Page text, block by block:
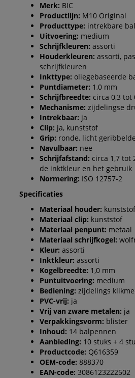
Merk: BIC
Productlijn: M10 Original
Producttype: intrekbare
Uitvoering: medium
Schrijfkleuren: assorti
Houderkleuren: assorti,
schrijfkleuren
Inkttype: oliegebaseerde
Puntdiameter: 1,0 mm
Schrijfbreedte: circa 0,3 tot
Mechanisme: zijdelingse
Intrekbaar: ja
Clip: ja, kunststof
Grip: ronde, licht
Navulbaar: nee
Schrijfafstand: circa 1,7 tot
de inktkleur en het gebruik
Normering: ISO 12757-2
Specificaties
Materiaal houder: kunststof
Materiaal clip: kunststof
Materiaal penpunt: metaal
Materiaal schrijfkogel:
Kleur: assorti
Inktkleur: assorti
Kogelbreedte: 1,0 mm
Puntuitvoering: medium
Bediening: zijdelings
PVC-vrij: ja
Vrij van zware metalen: ja
Verpakkingsvorm: blister
Inhoud: 14 balpennen
Aanbieding: 10 stuks + 4
Productcode: Q616359
OEM-code: 888370
EAN-code: 3086123222502